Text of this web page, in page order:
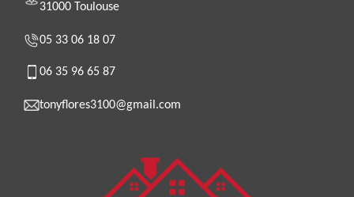
31000 Toulouse
05 33 06 18 07
06 35 96 65 87
tonyflores3100@gmail.com